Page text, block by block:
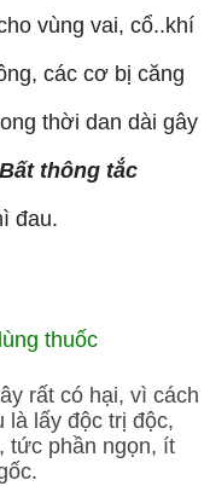
vùng vai, cổ..khí
các cơ bị căng
thời dan dài gây
thông tắc
đau.
thuốc
rất có hại, vì cách
là lấy độc trị độc,
tức phần ngọn, ít